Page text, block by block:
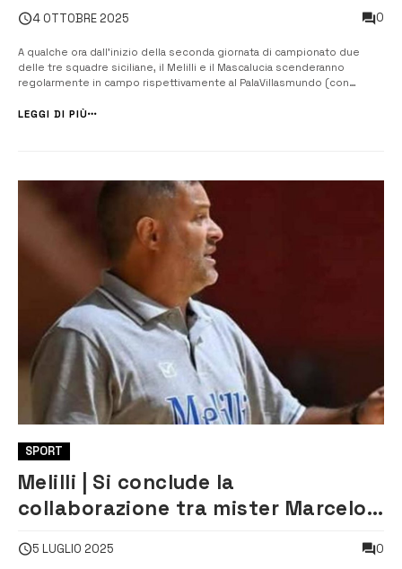
4 OTTOBRE 2025 0
A qualche ora dall’inizio della seconda giornata di campionato due
delle tre squadre siciliane, il Melilli e il Mascalucia scenderanno
regolarmente in campo rispettivamente al PalaVillasmundo (con
PalaPansini di Giovinazzo, mentre il Canicattì giocherà mercoledì 15
LEGGI DI PIÙ
SPORT
Melilli | Si conclude la
collaborazione tra mister Marcelo
5 LUGLIO 2025 0